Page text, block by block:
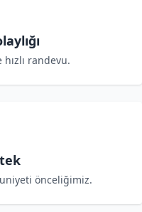
randevu.
önceliğimiz.